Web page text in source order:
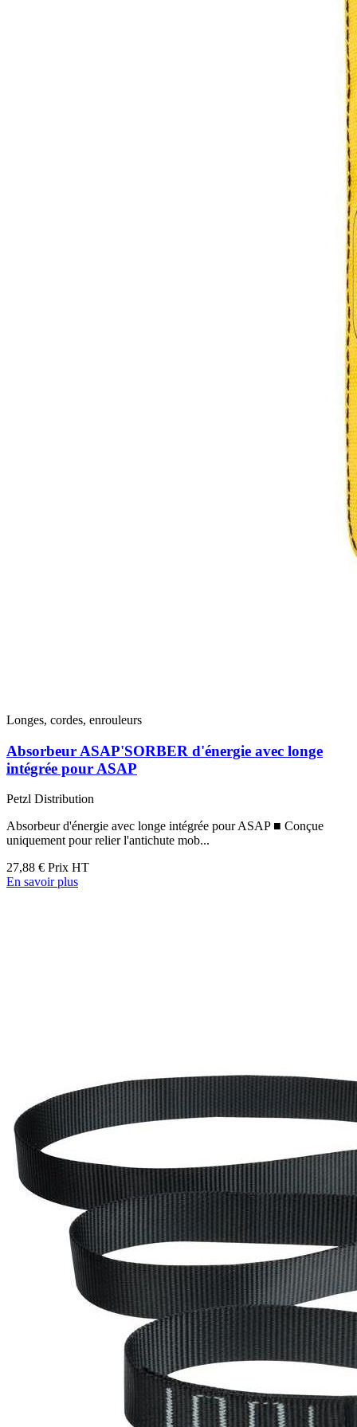
Longes, cordes, enrouleurs
Absorbeur ASAP'SORBER d'énergie avec longe
intégrée pour ASAP
Petzl Distribution
Absorbeur d'énergie avec longe intégrée pour ASAP ■ Conçue
uniquement pour relier l'antichute mob...
27,88 € Prix HT
En savoir plus